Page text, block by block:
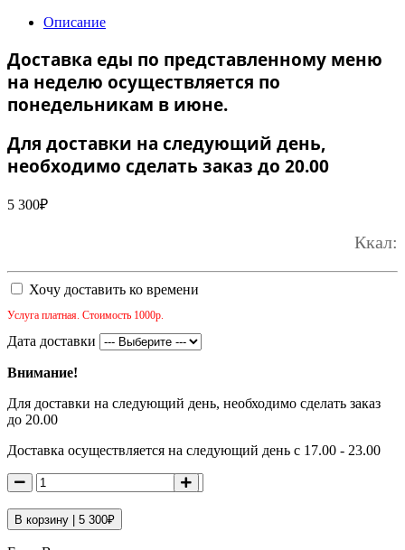
Описание
Доставка еды по представленному меню
на неделю осуществляется по
понедельникам в июне.
Для доставки на следующий день,
необходимо сделать заказ до 20.00
5 300₽
Ккал:
Хочу доставить ко времени
Услуга платная. Стоимость 1000р.
Дата доставки
Внимание!
Для доставки на следующий день, необходимо сделать заказ
до 20.00
Доставка осуществляется на следующий день с 17.00 - 23.00
В корзину | 5 300₽